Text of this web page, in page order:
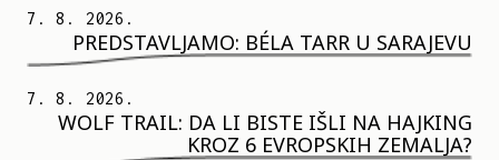
7. 8. 2026.
PREDSTAVLJAMO: BÉLA TARR U SARAJEVU
7. 8. 2026.
WOLF TRAIL: DA LI BISTE IŠLI NA HAJKING
KROZ 6 EVROPSKIH ZEMALJA?